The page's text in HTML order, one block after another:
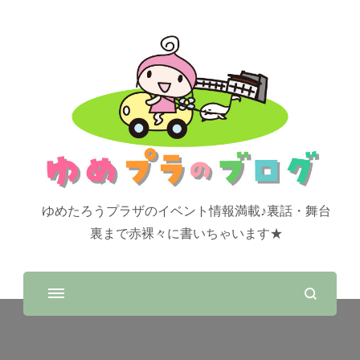
ゆめたろうプラザのイベント情報満載♪裏話・舞台
裏まで赤裸々に書いちゃいます★